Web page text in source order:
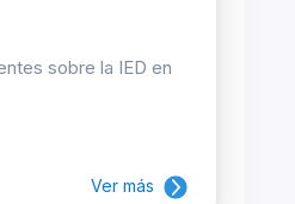
sobre la IED en
Ver más